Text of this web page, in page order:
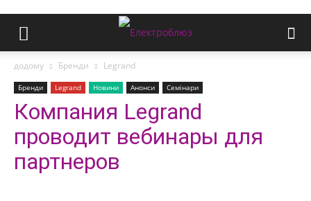
додому Бренди Legrand
Бренди Legrand Новини Анонси Семінари
Компания Legrand
проводит вебинары для
партнеров